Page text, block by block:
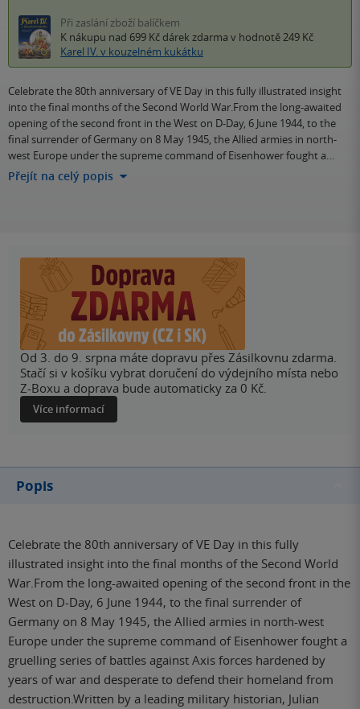
Při zaslání zboží balíčkem
K nákupu nad 699 Kč dárek zdarma v hodnotě 249 Kč
Karel IV. v kouzelném kukátku
Celebrate the 80th anniversary of VE Day in this fully illustrated insight
into the final months of the Second World War.From the long-awaited
opening of the second front in the West on D-Day, 6 June 1944, to the
final surrender of Germany on 8 May 1945, the Allied armies in north-
west Europe under the supreme command of Eisenhower fought a…
Přejít na celý popis
Od 3. do 9. srpna máte dopravu přes Zásilkovnu zdarma.
Stačí si v košíku vybrat doručení do výdejního místa nebo
Z-Boxu a doprava bude automaticky za 0 Kč.
Více informací
Popis
Celebrate the 80th anniversary of VE Day in this fully
illustrated insight into the final months of the Second World
War.From the long-awaited opening of the second front in the
West on D-Day, 6 June 1944, to the final surrender of
Germany on 8 May 1945, the Allied armies in north-west
Europe under the supreme command of Eisenhower fought a
gruelling series of battles against Axis forces hardened by
years of war and desperate to defend their homeland from
destruction.Written by a leading military historian, Julian